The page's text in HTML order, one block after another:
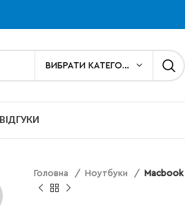
ВІДГУКИ
Головна Ноутбуки